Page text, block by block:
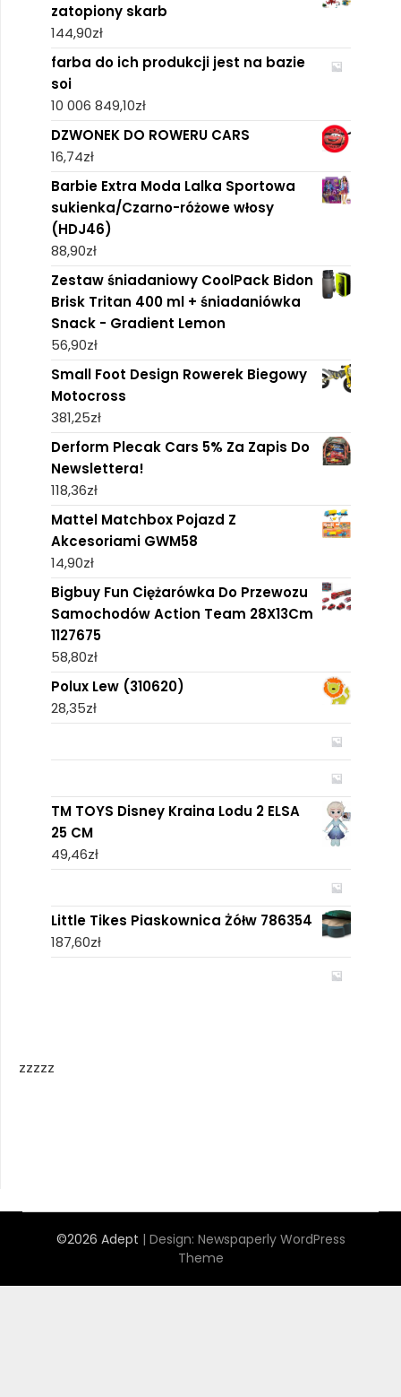
zatopiony skarb
144,90zł
farba do ich produkcji jest na bazie
soi
10 006 849,10zł
DZWONEK DO ROWERU CARS
16,74zł
Barbie Extra Moda Lalka Sportowa
sukienka/Czarno-różowe włosy
(HDJ46)
88,90zł
Zestaw śniadaniowy CoolPack Bidon
Brisk Tritan 400 ml + śniadaniówka
Snack - Gradient Lemon
56,90zł
Small Foot Design Rowerek Biegowy
Motocross
381,25zł
Derform Plecak Cars 5% Za Zapis Do
Newslettera!
118,36zł
Mattel Matchbox Pojazd Z
Akcesoriami GWM58
14,90zł
Bigbuy Fun Ciężarówka Do Przewozu
Samochodów Action Team 28X13Cm
1127675
58,80zł
Polux Lew (310620)
28,35zł
TM TOYS Disney Kraina Lodu 2 ELSA
25 CM
49,46zł
Little Tikes Piaskownica Żółw 786354
187,60zł
zzzzz
©2026 Adept | Design: Newspaperly WordPress
Theme